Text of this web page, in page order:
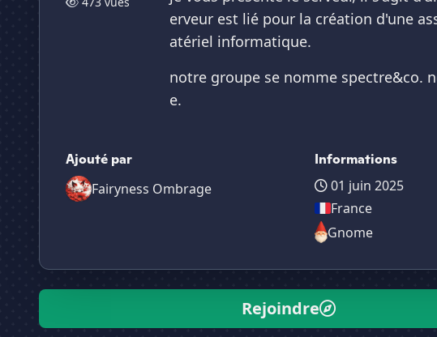
erveur est lié pour la création d'une
atériel informatique.
notre groupe se nomme spectre&co.
e.
Ajouté par
Fairyness Ombrage
Informations
01 juin 2025
France
Gnome
Rejoindre